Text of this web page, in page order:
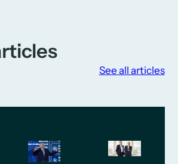
See all articles